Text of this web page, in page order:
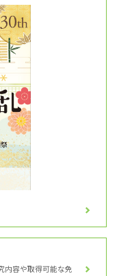
内容や取得可能な免